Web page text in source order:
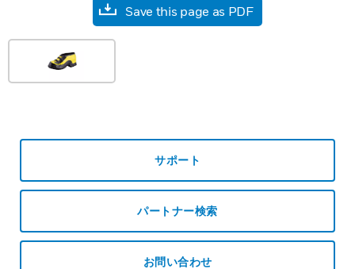
Save this page as PDF
サポート
パートナー検索
お問い合わせ